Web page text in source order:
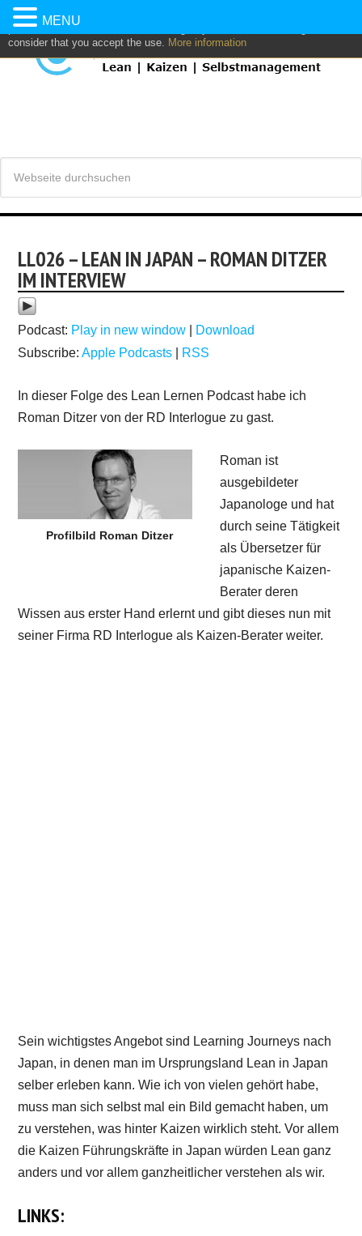
This website uses own and/or third parties cookies to: analyze,
personalize content and/or advertising. If you continue browsing, we
consider that you accept the use. More information
LL026 – LEAN IN JAPAN – ROMAN DITZER
IM INTERVIEW
Podcast: Play in new window
Download
Subscribe:Apple Podcasts RSS
In dieser Folge des Lean Lernen Podcast habe ich
Roman Ditzer von der RD Interlogue zu gast.
Profilbild Roman Ditzer
Roman ist
ausgebildeter
Japanologe und hat
durch seine Tätigkeit
als Übersetzer für
japanische Kaizen-
Berater deren
Wissen aus erster Hand erlernt und gibt dieses nun mit
seiner Firma RD Interlogue als Kaizen-Berater weiter.
Sein wichtigstes Angebot sind Learning Journeys nach
Japan, in denen man im Ursprungsland Lean in Japan
selber erleben kann. Wie ich von vielen gehört habe,
muss man sich selbst mal ein Bild gemacht haben, um
zu verstehen, was hinter Kaizen wirklich steht. Vor allem
die Kaizen Führungskräfte in Japan würden Lean ganz
anders und vor allem ganzheitlicher verstehen als wir.
LINKS:
MENU